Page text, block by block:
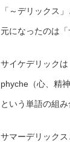
「～デリックス
元になったのは
サイケデリックは
phyche（心、精
という単語の組
サマーデリック